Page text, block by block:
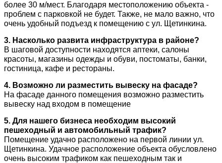
более 30 м/мест. Благодаря местоположению объекта -
проблем с парковкой не будет. Также, не мало важно, что
очень удобный подъезд к помещению с ул. Щетинкина.
3. Насколько развита инфраструктура в районе?
В шаговой доступности находятся аптеки, салоны
красоты, магазины одежды и обуви, постоматы, банки,
гостиница, кафе и рестораны.
4. Возможно ли разместить вывеску на фасаде?
На фасаде данного помещения возможно разместить
вывеску над входом в помещение
5. Для нашего бизнеса необходим высокий
пешеходный и автомобильный трафик?
Помещение удачно расположено на первой линии ул.
Щетинкина. Удачное расположение объекта обусловлено
очень высоким трафиком как пешеходным так и